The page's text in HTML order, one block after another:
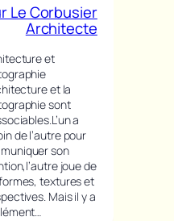
Le Corbusier
Architecte
et
et la
sont
a
de l’autre pour
son
joue de
textures et
Mais il y a